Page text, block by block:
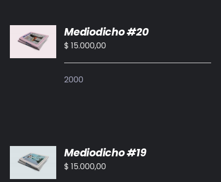
AL
CARRITO
/
Mediodicho #20
$ 15.000,00
2000
AL
CARRITO
/
Mediodicho #19
$ 15.000,00